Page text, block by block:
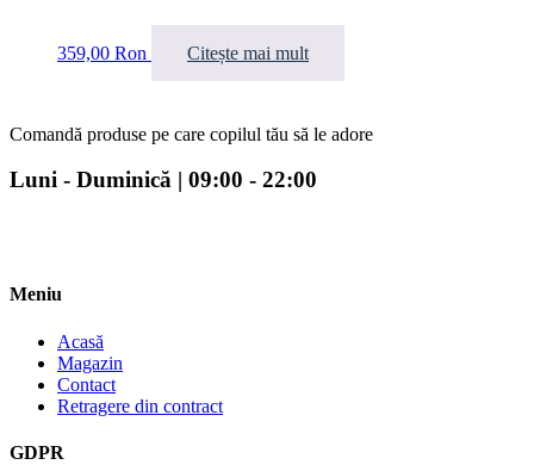
359,00 Ron Citește mai mult
Comandă produse pe care copilul tău să le adore
Luni - Duminică | 09:00 - 22:00
Meniu
Acasă
Magazin
Contact
Retragere din contract
GDPR